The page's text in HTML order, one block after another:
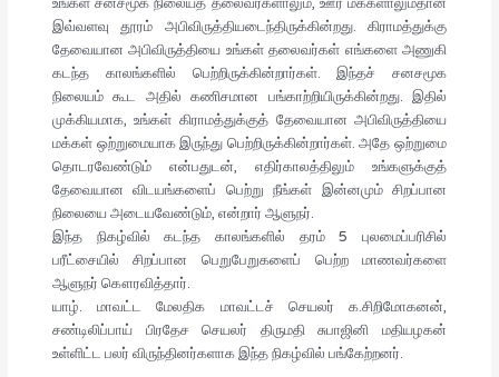
இவ்வளவு தூரம் அபிவிருத்தியடைந்திருக்கின்றது. கிராமத்துக்கு
தேவையான அபிவிருத்தியை உங்கள் தலைவர்கள் எங்களை அணுகி
கடந்த காலங்களில் பெற்றிருக்கின்றார்கள். இந்தச் சனசமூக
நிலையம் கூட அதில் கணிசமான பங்காற்றியிருக்கின்றது. இதில்
முக்கியமாக, உங்கள் கிராமத்துக்குத் தேவையான அபிவிருத்தியை
மக்கள் ஒற்றுமையாக இருந்து பெற்றிருக்கின்றார்கள். அதே ஒற்றுமை
தொடரவேண்டும் என்பதுடன், எதிர்காலத்திலும் உங்களுக்குத்
தேவையான விடயங்களைப் பெற்று நீங்கள் இன்னமும் சிறப்பான
நிலையை அடையவேண்டும், என்றார் ஆளுநர்.
இந்த நிகழ்வில் கடந்த காலங்களில் தரம் 5 புலமைப்பரிசில்
பரீட்சையில் சிறப்பான பெறுபேறுகளைப் பெற்ற மாணவர்களை
ஆளுநர் கௌரவித்தார்.
யாழ். மாவட்ட மேலதிக மாவட்டச் செயலர் க.சிறிமோகனன்,
சண்டிலிப்பாய் பிரதேச செயலர் திருமதி சுபாஜினி மதியழகன்
உள்ளிட்ட பலர் விருந்தினர்களாக இந்த நிகழ்வில் பங்கேற்றனர்.